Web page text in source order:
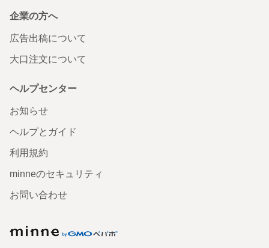
企業の方へ
広告出稿について
大口注文について
ヘルプセンター
お知らせ
ヘルプとガイド
利用規約
minneのセキュリティ
お問い合わせ